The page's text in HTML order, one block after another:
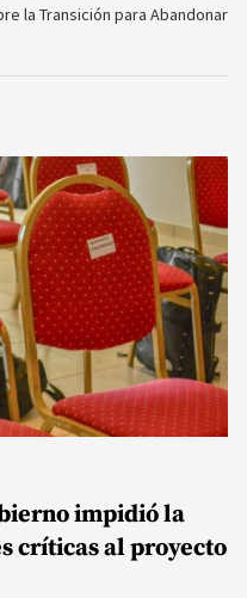
la Transición para Abandonar
impidió la
críticas al proyecto